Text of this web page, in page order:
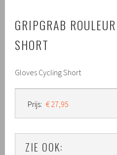
GRIPGRAB
SHORT
Gloves Cycling Short
Prijs: € 27,95
ZIE OOK: